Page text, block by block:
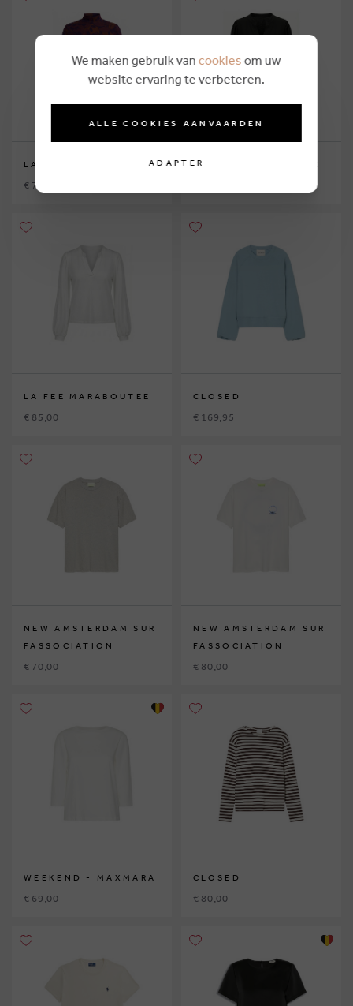
LA FEE MARABOUTEE
€ 79,00
LA FEE MARABOUTEE
LA FEE MARABOUTEE
€ 85,00
CLOSED
€ 169,95
NEW AMSTERDAM SUR
FASSOCIATION
€ 70,00
NEW AMSTERDAM SUR
FASSOCIATION
€ 80,00
WEEKEND - MAXMARA
€ 69,00
CLOSED
€ 80,00
We maken gebruik van cookies om uw
website ervaring te verbeteren.
ALLE COOKIES AANVAARDEN
ADAPTER